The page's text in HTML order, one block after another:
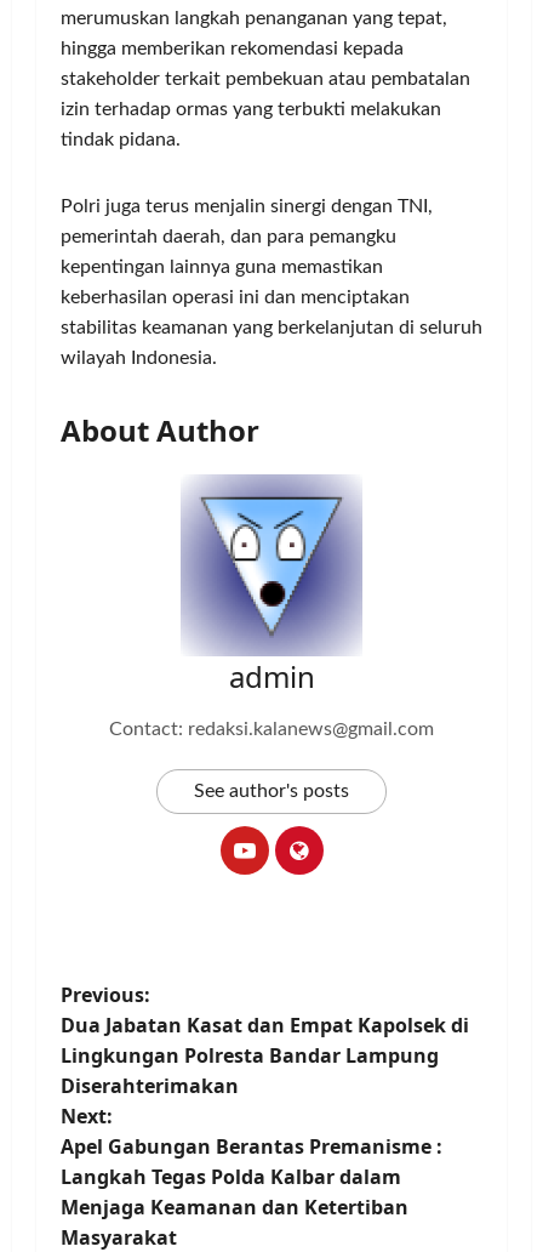
merumuskan langkah penanganan yang tepat,
hingga memberikan rekomendasi kepada
stakeholder terkait pembekuan atau pembatalan
izin terhadap ormas yang terbukti melakukan
tindak pidana.
Polri juga terus menjalin sinergi dengan TNI,
pemerintah daerah, dan para pemangku
kepentingan lainnya guna memastikan
keberhasilan operasi ini dan menciptakan
stabilitas keamanan yang berkelanjutan di seluruh
wilayah Indonesia.
About Author
admin
Contact: redaksi.kalanews@gmail.com
See author's posts
P
o
s
t
n
Previous:
Dua Jabatan Kasat dan Empat Kapolsek di
Lingkungan Polresta Bandar Lampung
Diserahterimakan
Next:
Apel Gabungan Berantas Premanisme :
Langkah Tegas Polda Kalbar dalam
Menjaga Keamanan dan Ketertiban
Masyarakat